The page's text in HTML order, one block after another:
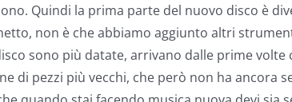
Quindi la prima parte del nuovo disco è
non è che abbiamo aggiunto altri
sono più datate, arrivano dalle prime volte
di pezzi più vecchi, che però non ha ancora